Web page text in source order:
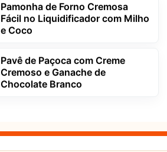
Pamonha de Forno Cremosa
Fácil no Liquidificador com Milho
e Coco
Pavê de Paçoca com Creme
Cremoso e Ganache de
Chocolate Branco